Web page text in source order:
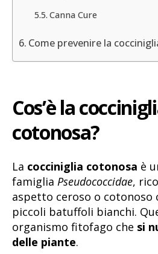
Canna Cure
Come prevenire la
Cos’è la
cotonosa?
La cocciniglia cotonosa è
famiglia Pseudococcidae,
aspetto ceroso o cotonoso
piccoli batuffoli bianchi.
organismo fitofago che si
delle piante.